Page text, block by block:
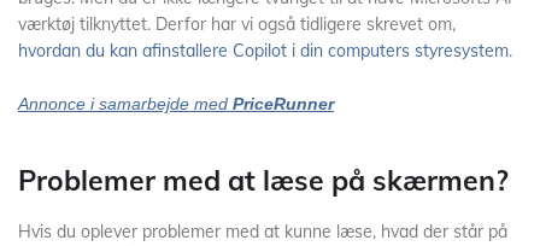
værktøj tilknyttet. Derfor har vi også tidligere skrevet om,
hvordan du kan afinstallere Copilot i din computers styresystem.
Annonce i samarbejde med PriceRunner
Problemer med at læse på skærmen?
Hvis du oplever problemer med at kunne læse, hvad der står på